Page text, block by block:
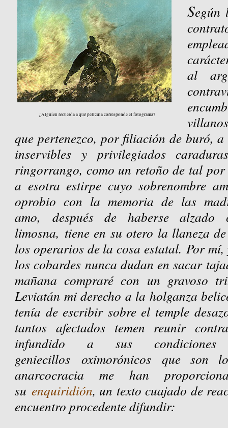
¿Alguien recuerda a qué película corresponde el fotograma?
Según
al
que pertenezco, por filiación de buró, a
inservibles y privilegiados
ringorrango, como un retoño de tal
a esotra estirpe cuyo sobrenombre
oprobio con la memoria de las
amo, después de haberse
limosna, tiene en su otero la llaneza
los operarios de la cosa estatal. Por
los cobardes nunca dudan en sacar
mañana compraré con un gravoso
Leviatán mi derecho a la holganza
tenía de escribir sobre el temple
tantos afectados temen reunir
infundido a sus
geniecillos oximorónicosque son
anarcocracia me han
su enquiridión, un texto cuajado de
encuentro procedente difundir: